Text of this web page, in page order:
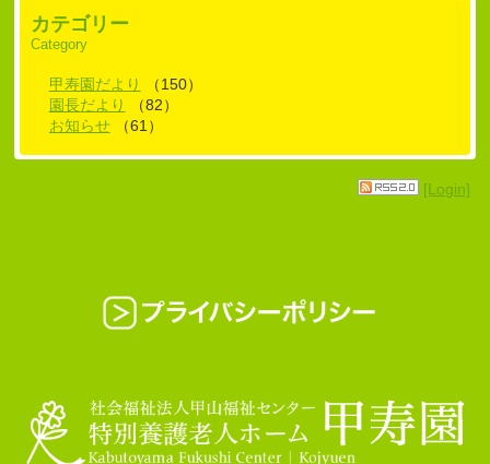
カテゴリー
Category
甲寿園だより
（150）
園長だより
（82）
お知らせ
（61）
[Login]